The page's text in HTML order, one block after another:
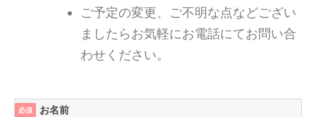
ご予定の変更、ご不明な点などござい
ましたらお気軽にお電話にてお問い合
わせください。
必須 お名前